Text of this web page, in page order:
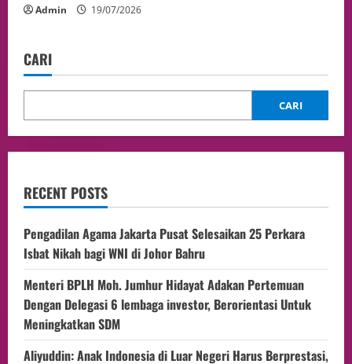
Admin 19/07/2026
CARI
CARI
RECENT POSTS
Pengadilan Agama Jakarta Pusat Selesaikan 25 Perkara
Isbat Nikah bagi WNI di Johor Bahru
Menteri BPLH Moh. Jumhur Hidayat Adakan Pertemuan
Dengan Delegasi 6 lembaga investor, Berorientasi Untuk
Meningkatkan SDM
Aliyuddin: Anak Indonesia di Luar Negeri Harus Berprestasi,